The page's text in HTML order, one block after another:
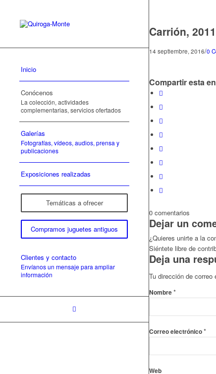
Inicio
Conócenos
La colección, actividades
complementarias, servicios ofertados
Galerías
Fotografías, vídeos, audios, prensa y
publicaciones
Exposiciones realizadas
Temáticas a ofrecer
Compramos juguetes antiguos
Clientes y contacto
Envíanos un mensaje para ampliar
información
Carrión,
14 septiembre, 2016/0
Compartir esta
0 comentarios
Dejar un
¿Quieres unirte a la
Siéntete libre de
Deja una
Tu dirección de correo
Nombre*
Correo electrónico*
Web